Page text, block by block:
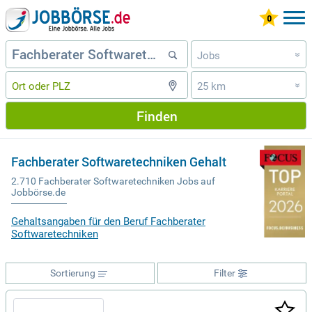
Jobs »
25 km »
Finden
Fachberater Softwaretechniken Gehalt
2.710 Fachberater Softwaretechniken Jobs auf
Jobbörse.de
Gehaltsangaben für den Beruf Fachberater
Softwaretechniken
Filter
Sortierung